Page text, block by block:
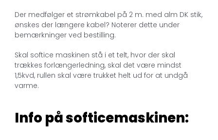
Der medfølger et strømkabel på 2 m. med alm DK stik,
ønskes der længere kabel? Noterer dette under
bemærkninger ved bestilling.
Skal softice maskinen stå i et telt, hvor der skal
trækkes forlængerledning, skal det være mindst
1,5kvd, rullen skal være trukket helt ud for at undgå
varme.
Info på softicemaskinen: